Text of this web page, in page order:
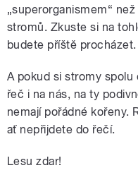
„superorganismem“
stromů. Zkuste si na
budete příště procházet.
A pokud si stromy spolu
řeč i na nás, na ty
nemají pořádné kořeny.
ať nepřijdete do řečí.
Lesu zdar!